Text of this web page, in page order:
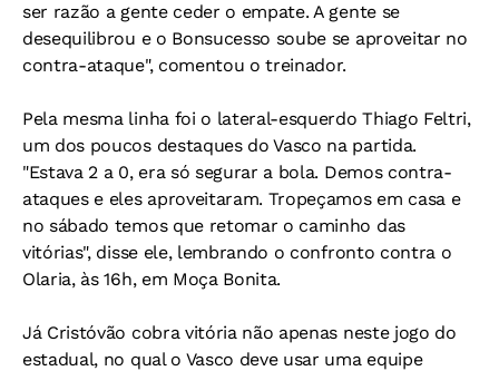
ser razão a gente ceder o empate. A gente se
desequilibrou e o Bonsucesso soube se aproveitar no
contra-ataque", comentou o treinador.
Pela mesma linha foi o lateral-esquerdo Thiago Feltri,
um dos poucos destaques do Vasco na partida.
"Estava 2 a 0, era só segurar a bola. Demos contra-
ataques e eles aproveitaram. Tropeçamos em casa e
no sábado temos que retomar o caminho das
vitórias", disse ele, lembrando o confronto contra o
Olaria, às 16h, em Moça Bonita.
Já Cristóvão cobra vitória não apenas neste jogo do
estadual, no qual o Vasco deve usar uma equipe